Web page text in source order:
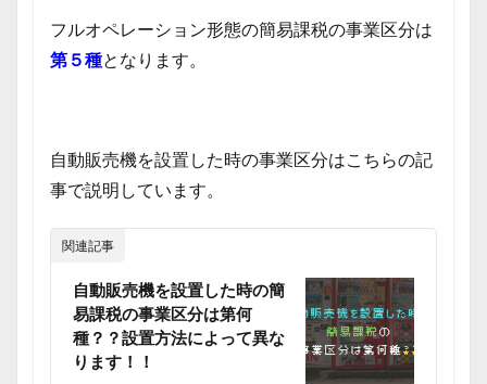
フルオペレーション形態の簡易課税の事業区分は
第５種となります。
自動販売機を設置した時の事業区分はこちらの記
事で説明しています。
関連記事
自動販売機を設置した時の簡
易課税の事業区分は第何
種？？設置方法によって異な
ります！！